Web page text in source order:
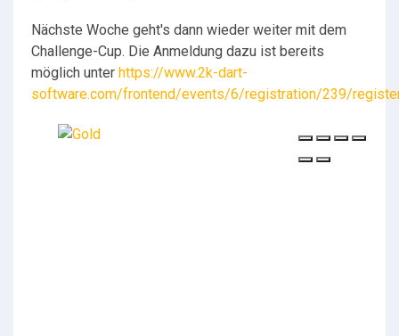
Nächste Woche geht's dann wieder weiter mit dem
Challenge-Cup. Die Anmeldung dazu ist bereits
möglich unter https://www.2k-dart-
software.com/frontend/events/6/registration/239/